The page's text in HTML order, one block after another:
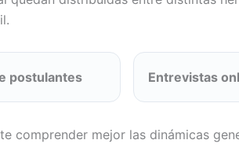
postulantes Entrevistas
comprender mejor las dinámicas